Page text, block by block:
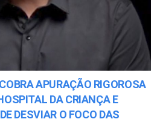
APURAÇÃO RIGOROSA
DA CRIANÇA E
DESVIAR O FOCO DAS